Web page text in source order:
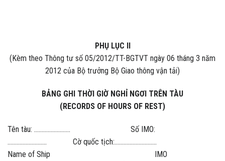
PHỤ LỤC II
(Kèm theo Thông tư số 05/2012/TT-BGTVT ngày 06 tháng 3 năm
2012 của Bộ trưởng Bộ Giao thông vận tải)
BẢNG GHI THỜI GIỜ NGHỈ NGƠI TRÊN TÀU
(RECORDS OF HOURS OF REST)
Tên tàu: …………………… Số IMO:
…………………….. Cờ quốc tịch:………..……………..
Name of Ship IMO